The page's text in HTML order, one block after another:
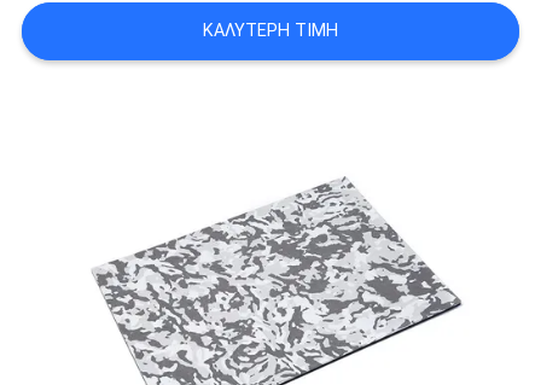
ΖΗΤΉΣΤΕ
PRIVACY
ΚΑΛΎΤΕΡΗ ΤΙΜΉ